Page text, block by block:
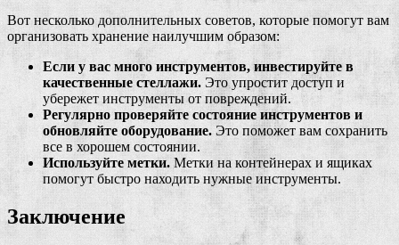
Вот несколько дополнительных советов, которые помогут вам
организовать хранение наилучшим образом:
Если у вас много инструментов, инвестируйте в
качественные стеллажи. Это упростит доступ и
убережет инструменты от повреждений.
Регулярно проверяйте состояние инструментов и
обновляйте оборудование. Это поможет вам сохранить
все в хорошем состоянии.
Используйте метки. Метки на контейнерах и ящиках
помогут быстро находить нужные инструменты.
Заключение